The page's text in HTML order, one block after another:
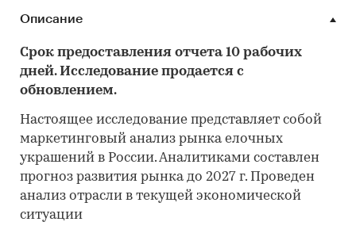
Описание
Срок предоставления отчета 10 рабочих
дней. Исследование продается с
обновлением.
Настоящее исследование представляет собой
маркетинговый анализ рынка елочных
украшений в России. Аналитиками составлен
прогноз развития рынка до 2027 г. Проведен
анализ отрасли в текущей экономической
ситуации